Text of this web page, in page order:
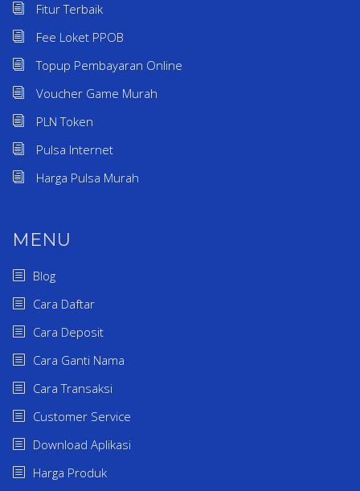
Fitur Terbaik
Fee Loket PPOB
Topup Pembayaran Online
Voucher Game Murah
PLN Token
Pulsa Internet
Harga Pulsa Murah
MENU
Blog
Cara Daftar
Cara Deposit
Cara Ganti Nama
Cara Transaksi
Customer Service
Download Aplikasi
Harga Produk